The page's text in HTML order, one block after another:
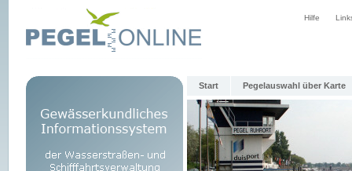
Hilfe
Start Pegelauswahl über Karte